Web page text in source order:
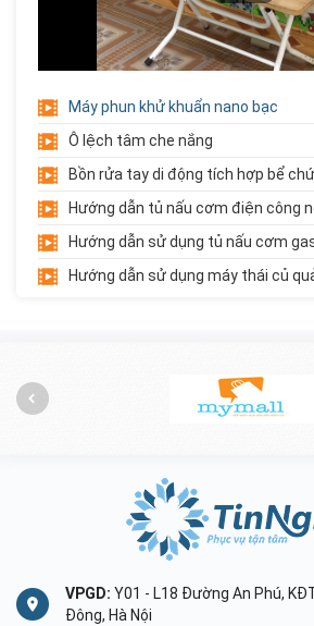
Xe Đẩy Inox 3 Tầng
Xe Đẩy Inox 2 Tầng
Giá Đựng Đồ Chơi 5
Máy phun khử khuẩn nano bạc
Ô lệch tâm che nắng
Bồn rửa tay di động tích hợp bể
Hướng dẫn tủ nấu cơm điện công
Hướng dẫn sử dụng tủ nấu cơm
Hướng dẫn sử dụng máy thái củ
VPGD: Y01 - L18 Đường An Phú,
Đông, Hà Nội